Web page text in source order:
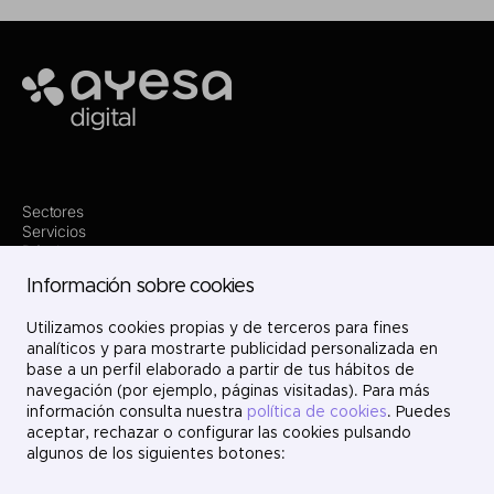
Ayesa
Sectores
Servicios
Dónde estamos
Proyectos
Únete
Contacto
LinkedIn
X
Instagram
YouTube
Información sobre cookies
Utilizamos cookies propias y de terceros para fines
analíticos y para mostrarte publicidad personalizada en
base a un perfil elaborado a partir de tus hábitos de
navegación (por ejemplo, páginas visitadas). Para más
información consulta nuestra política de cookies. Puedes
aceptar, rechazar o configurar las cookies pulsando
algunos de los siguientes botones: